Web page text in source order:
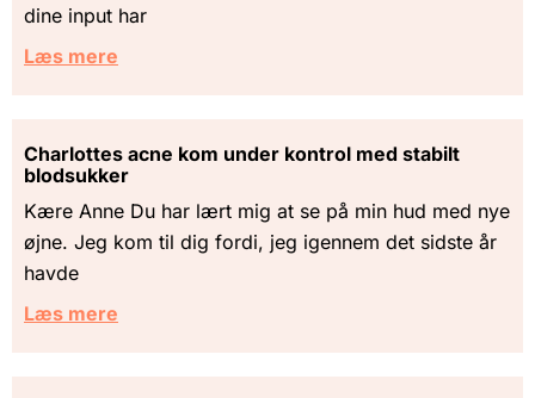
dine input har
Læs mere
Charlottes acne kom under kontrol med stabilt
blodsukker
Kære Anne Du har lært mig at se på min hud med nye
øjne. Jeg kom til dig fordi, jeg igennem det sidste år
havde
Læs mere